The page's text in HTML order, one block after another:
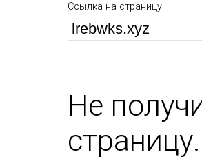
Ссылка на страницу
Не